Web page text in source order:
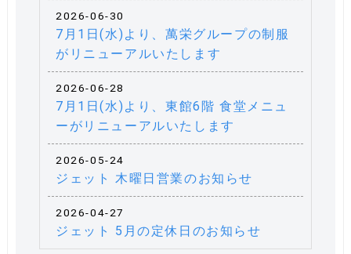
2026-06-30
7月1日(水)より、萬栄グループの制服
がリニューアルいたします
2026-06-28
7月1日(水)より、東館6階 食堂メニュ
ーがリニューアルいたします
2026-05-24
ジェット 木曜日営業のお知らせ
2026-04-27
ジェット 5月の定休日のお知らせ